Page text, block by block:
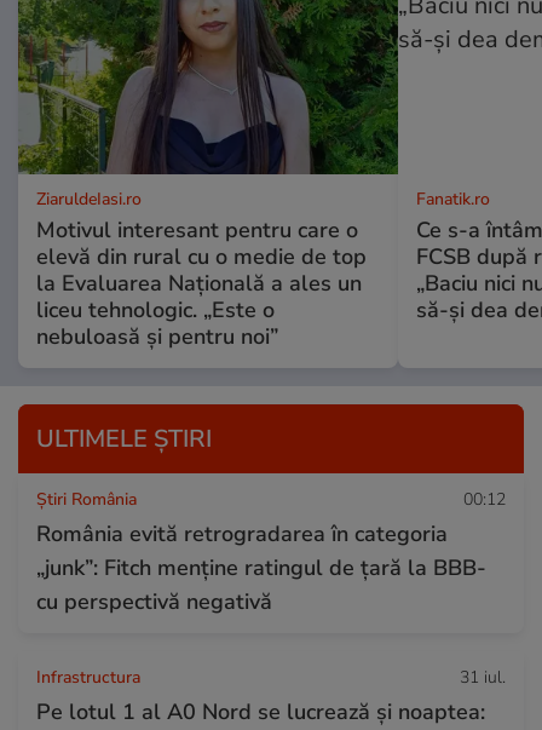
ZiaruldeIasi.ro
Motivul interesant pentru care o
elevă din rural cu o medie de top
la Evaluarea Națională a ales un
liceu tehnologic. „Este o
nebuloasă și pentru noi”
Fanatik.ro
Ce s-a
FCSB după
„Baciu nici
să-și dea
ULTIMELE ȘTIRI
Știri România 00:12
România evită retrogradarea în categoria
„junk”: Fitch menține ratingul de țară la BBB-
cu perspectivă negativă
Infrastructura 31 iul.
Pe lotul 1 al A0 Nord se lucrează și noaptea: